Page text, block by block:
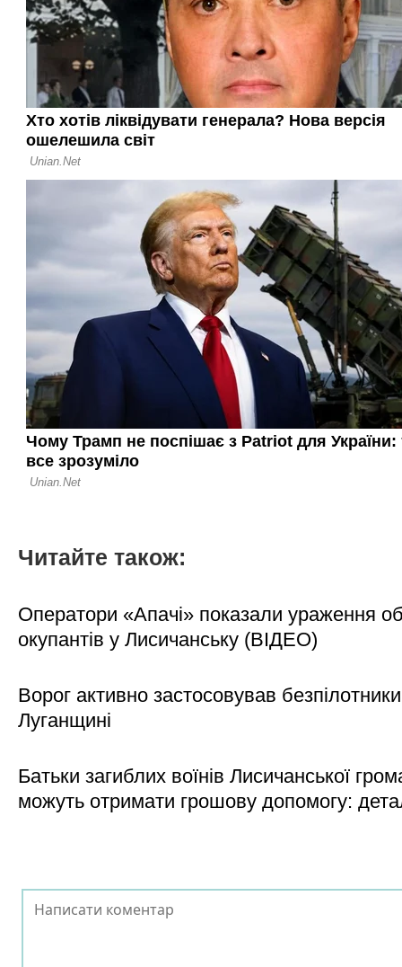
Читайте також:
Оператори «Апачі» показали ураження
окупантів у Лисичанську (ВІДЕО)
Ворог активно застосовував
Луганщині
Батьки загиблих воїнів Лисичанської
можуть отримати грошову допомогу: